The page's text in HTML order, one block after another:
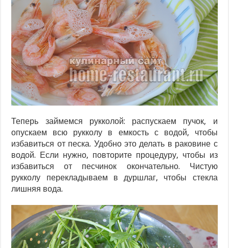
Теперь займемся рукколой: распускаем пучок, и
опускаем всю рукколу в емкость с водой, чтобы
избавиться от песка. Удобно это делать в раковине с
водой. Если нужно, повторите процедуру, чтобы из
избавиться от песчинок окончательно. Чистую
рукколу перекладываем в дуршлаг, чтобы стекла
лишняя вода.